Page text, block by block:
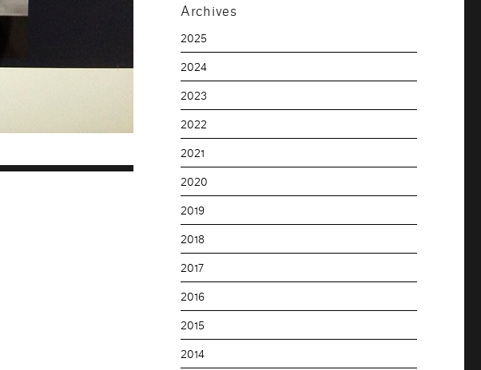
Archives
2025
2024
2023
2022
2021
2020
2019
2018
2017
2016
2015
2014